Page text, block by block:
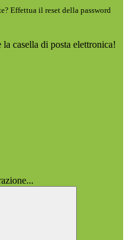
Effettua il reset della password
casella di posta elettronica!